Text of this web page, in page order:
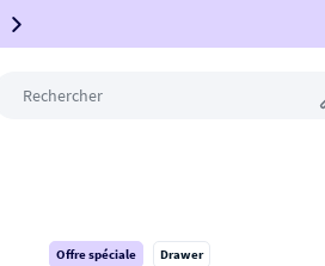
Offre spéciale Drawer